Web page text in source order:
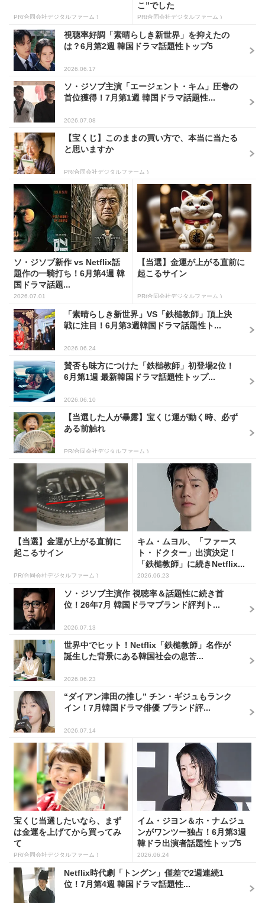
PR(合同会社デジタルファーム )
こ”でした
PR(合同会社デジタルファーム )
視聴率好調「素晴らしき新世界」を抑えたの
は？6月第2週 韓国ドラマ話題性トップ5
2026.06.17
ソ・ジソブ主演「エージェント・キム」圧巻の
首位獲得！7月第1週 韓国ドラマ話題性...
2026.07.08
【宝くじ】このままの買い方で、本当に当たる
と思いますか
PR(合同会社デジタルファーム )
ソ・ジソブ新作 vs Netflix話
題作の一騎打ち！6月第4週 韓
国ドラマ話題...
2026.07.01
【当選】金運が上がる直前に
起こるサイン
PR(合同会社デジタルファーム )
「素晴らしき新世界」VS「鉄槌教師」頂上決
戦に注目！6月第3週韓国ドラマ話題性ト...
2026.06.24
賛否も味方につけた「鉄槌教師」初登場2位！
6月第1週 最新韓国ドラマ話題性トップ...
2026.06.10
【当選した人が暴露】宝くじ運が動く時、必ず
ある前触れ
PR(合同会社デジタルファーム )
【当選】金運が上がる直前に
起こるサイン
PR(合同会社デジタルファーム )
キム・ムヨル、「ファース
ト・ドクター」出演決定！
「鉄槌教師」に続きNetflix...
2026.06.23
ソ・ジソブ主演作 視聴率＆話題性に続き首
位！26年7月 韓国ドラマブランド評判ト...
2026.07.13
世界中でヒット！Netflix「鉄槌教師」名作が
誕生した背景にある韓国社会の息苦...
2026.06.23
“ダイアン津田の推し” チン・ギジュもランク
イン！7月韓国ドラマ俳優 ブランド評...
2026.07.14
宝くじ当選したいなら、まず
は金運を上げてから買ってみ
て
PR(合同会社デジタルファーム )
イム・ジヨン＆ホ・ナムジュ
ンがワンツー独占！6月第3週
韓ドラ出演者話題性トップ5
2026.06.24
Netflix時代劇「トングン」僅差で2週連続1
位！7月第4週 韓国ドラマ話題性...